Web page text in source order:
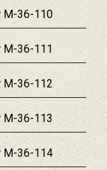
M-36-110
M-36-111
M-36-112
M-36-113
M-36-114